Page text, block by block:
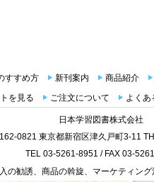
すすめ方 新刊案内 商品紹介
を見る ご注文について よくあ
日本学習図書株式会社
0821 東京都新宿区津久戸町3-11
TEL 03-5261-8951 / FAX 03-
の勧誘、商品の斡旋、マーケティン